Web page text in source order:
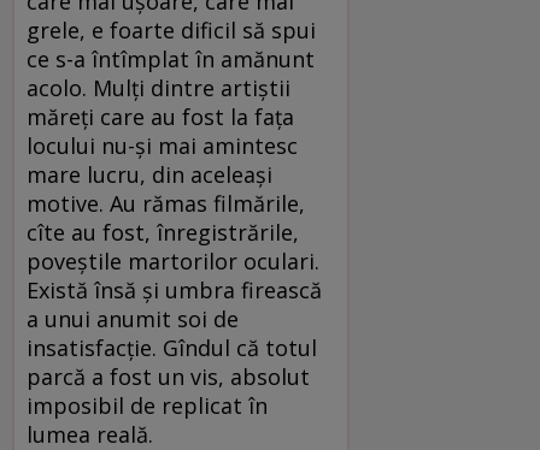
grele, e foarte dificil să spui
ce s-a întîmplat în amănunt
acolo. Mulți dintre artiștii
măreți care au fost la fața
locului nu-și mai amintesc
mare lucru, din aceleași
motive. Au rămas filmările,
cîte au fost, înregistrările,
poveștile martorilor oculari.
Există însă și umbra firească
a unui anumit soi de
insatisfacție. Gîndul că totul
parcă a fost un vis, absolut
imposibil de replicat în
lumea reală.